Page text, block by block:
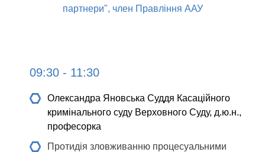
партнери", член Правління ААУ
09:30 - 11:30
Олександра Яновська Суддя Касаційного
кримінального суду Верховного Суду, д.ю.н.,
професорка
Протидія зловживанню процесуальними